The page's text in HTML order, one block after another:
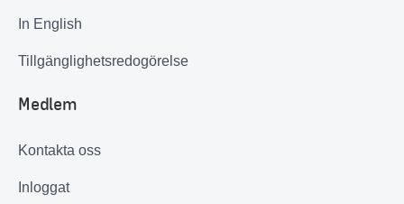
In English
Tillgänglighetsredogörelse
Medlem
Kontakta oss
Inloggat